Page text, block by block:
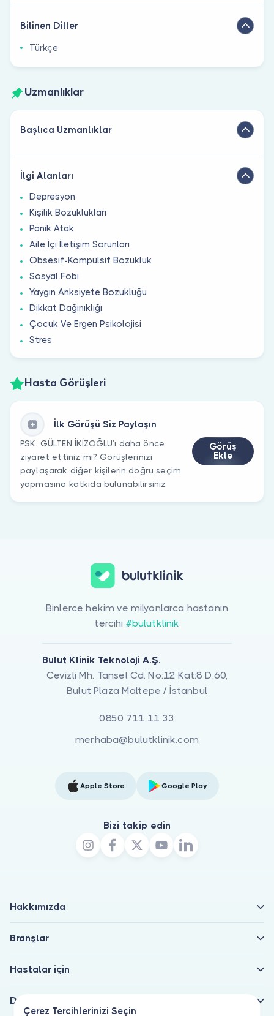
Bilinen Diller
Türkçe
Uzmanlıklar
Başlıca Uzmanlıklar
İlgi Alanları
Depresyon
Kişilik Bozuklukları
Panik Atak
Aile İçi İletişim Sorunları
Obsesif-Kompulsif Bozukluk
Sosyal Fobi
Yaygın Anksiyete Bozukluğu
Dikkat Dağınıklığı
Çocuk Ve Ergen Psikolojisi
Stres
Hasta Görüşleri
İlk Görüşü Siz Paylaşın
PSK. GÜLTEN İKİZOĞLU’ı daha önce
ziyaret ettiniz mi? Görüşlerinizi
paylaşarak diğer kişilerin doğru seçim
yapmasına katkıda bulunabilirsiniz.
Görüş
Ekle
Çerez Tercihlerinizi Seçin
Binlerce hekim ve milyonlarca hastanın
tercihi #bulutklinik
Bulut Klinik Teknoloji A.Ş.
Cevizli Mh. Tansel Cd. No:12 Kat:8 D:60,
Bulut Plaza Maltepe / İstanbul
0850 711 11 33
merhaba@bulutklinik.com
Apple Store Google Play
Bizi takip edin
Hakkımızda
Branşlar
Hastalar için
Doktorlar için